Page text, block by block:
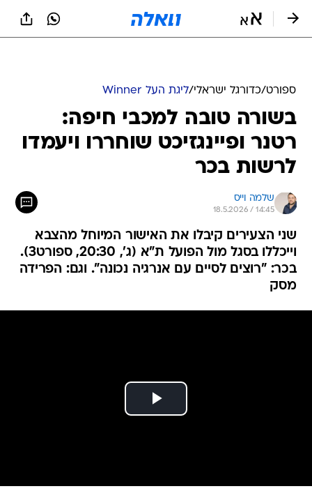
ספורט/כדורגל ישראלי/ליגת העל Winner
בשורה טובה למכבי חיפה:
רטנר ופיינגזיכט שוחררו ויעמדו
לרשות בכר
שלמה וייס
18.5.2026 / 14:45
שני הצעירים קיבלו את האישור המיוחל מהצבא
וייכללו בסגל מול הפועל ת"א (ג', 20:30, ספורט3).
בכר: "רוצים לסיים עם אנרגיה נכונה". וגם: הפרידה
מסק